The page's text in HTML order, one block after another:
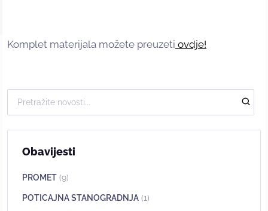
Komplet materijala možete preuzeti ovdje!
Obavijesti
PROMET (9)
POTICAJNA STANOGRADNJA (1)